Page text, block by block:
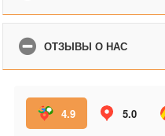
ОТЗЫВЫ О НАС
4.9 5.0